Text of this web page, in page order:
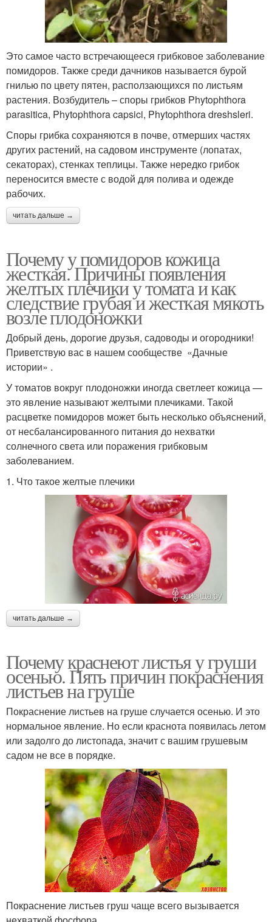
Это самое часто встречающееся грибковое заболевание
помидоров. Также среди дачников называется бурой
гнилью по цвету пятен, расползающихся по листьям
растения. Возбудитель – споры грибков Phytophthora
parasitica, Phytophthora capsici, Phytophthora dreshsleri.
Споры грибка сохраняются в почве, отмерших частях
других растений, на садовом инструменте (лопатах,
секаторах), стенках теплицы. Также нередко грибок
переносится вместе с водой для полива и одежде
рабочих.
читать дальше →
Почему у помидоров кожица
жесткая. Причины появления
желтых плечики у томата и как
следствие грубая и жесткая мякоть
возле плодоножки
Добрый день, дорогие друзья, садоводы и огородники!
Приветствую вас в нашем сообществе «Дачные
истории» .
У томатов вокруг плодоножки иногда светлеет кожица —
это явление называют желтыми плечиками. Такой
расцветке помидоров может быть несколько объяснений,
от несбалансированного питания до нехватки
солнечного света или поражения грибковым
заболеванием.
1. Что такое желтые плечики
читать дальше →
Почему краснеют листья у груши
осенью. Пять причин покраснения
листьев на груше
Покраснение листьев на груше случается осенью. И это
нормальное явление. Но если краснота появилась летом
или задолго до листопада, значит с вашим грушевым
садом не все в порядке.
Покраснение листьев груш чаще всего вызывается